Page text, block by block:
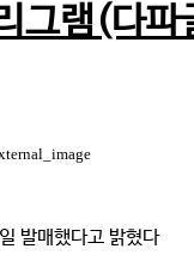
램(다파
발매했다고 밝혔다